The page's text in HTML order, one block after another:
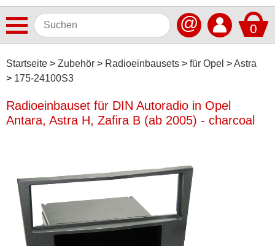
0
@
Startseite Zubehör Radioeinbausets für Opel
Astra
175-24100S3
Autoradios
Dashcams
Lautsprecher
Multimedia
Navigationssoftware
Radioeinbauset für DIN Autoradio in Opel
Antara, Astra H, Zafira B (ab 2005) - charcoal